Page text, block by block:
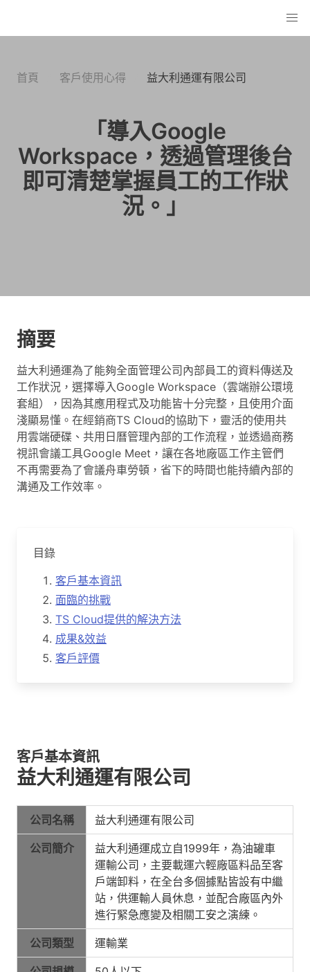
首頁 客戶使用心得 益大利通運有限公司
「導入Google
Workspace，透過管理後台
即可清楚掌握員工的工作狀
況。」
摘要
益大利通運為了能夠全面管理公司內部員工的資料傳送及
工作狀況，選擇導入Google Workspace（雲端辦公環境
套組），因為其應用程式及功能皆十分完整，且使用介面
淺顯易懂。在經銷商TS Cloud的協助下，靈活的使用共
用雲端硬碟、共用日曆管理內部的工作流程，並透過商務
視訊會議工具Google Meet，讓在各地廠區工作主管們
不再需要為了會議舟車勞頓，省下的時間也能持續內部的
溝通及工作效率。
目錄
客戶基本資訊
面臨的挑戰
TS Cloud提供的解決方法
成果&效益
客戶評價
客戶基本資訊
益大利通運有限公司
公司名稱 益大利通運有限公司
公司簡介
益大利通運成立自1999年，為油罐車
運輸公司，主要載運六輕廠區料品至客
戶端卸料，在全台多個據點皆設有中繼
站，供運輸人員休息，並配合廠區內外
進行緊急應變及相關工安之演練。
公司類型 運輸業